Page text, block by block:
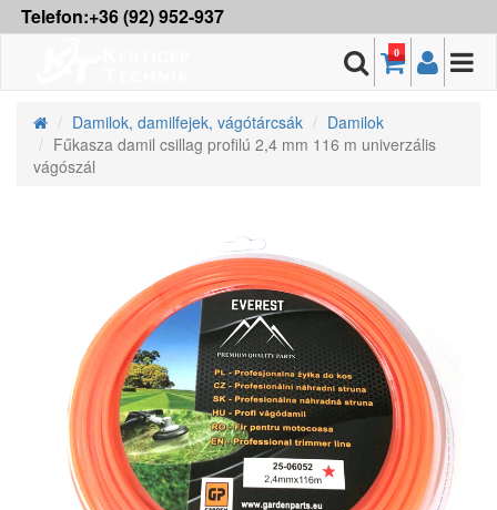
Telefon:+36 (92) 952-937
0
Damilok, damilfejek, vágótárcsák
Damilok
Fűkasza damil csillag profilú 2,4 mm 116 m univerzális
vágószál